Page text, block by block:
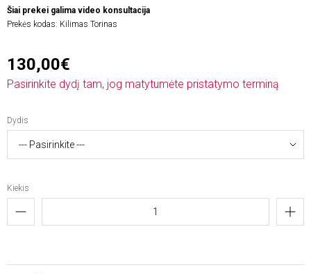
Šiai prekei galima video konsultacija
Prekės kodas: Kilimas Torinas
130,00€
Pasirinkite dydį tam, jog matytumėte pristatymo terminą
Dydis
Kiekis